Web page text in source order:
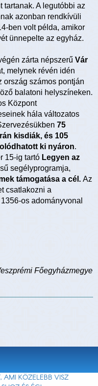
tartanak. A legutóbbi az
azonban rendkívüli
ben volt példa, amikor
ünnepelte az egyház.
zárta népszerű Vár
melynek révén idén
ország számos pontján
balatoni helyszíneken.
Központ
hála változatos
75
kisdiák, és 105
ki nyáron.
15-ig tartó Legyen az
segélyprogramja,
támogatása a cél. Az
csatlakozni a
os adományvonal
Főegyházmegye
AMI KÖZELEBB VISZ